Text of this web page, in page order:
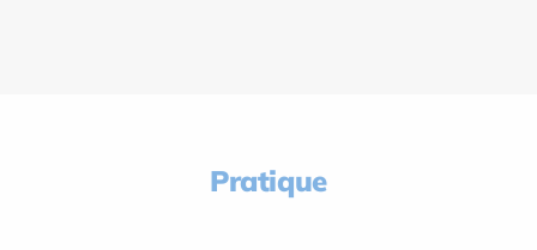
Pratique